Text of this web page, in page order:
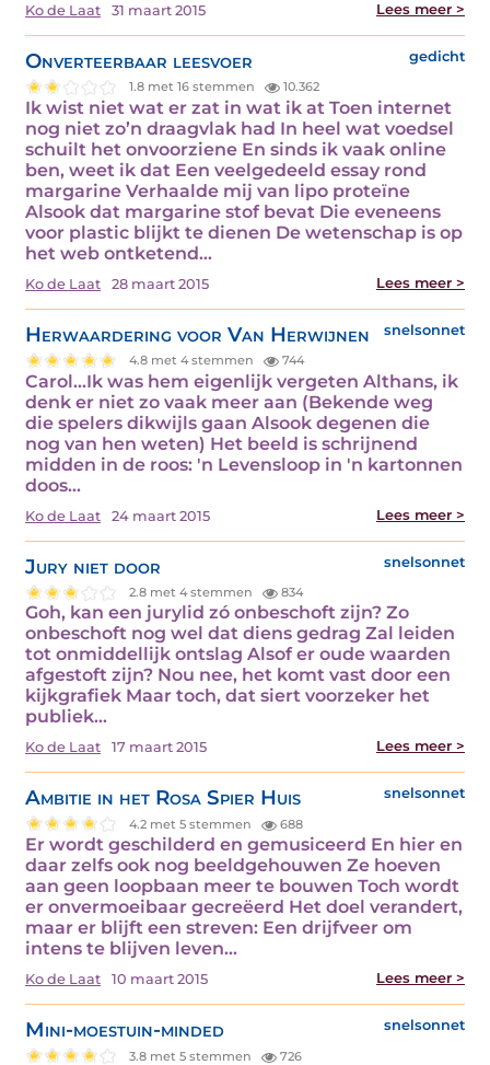
Ko de Laat 31 maart 2015 Lees meer >
Onverteerbaar leesvoer gedicht
1.8 met 16 stemmen 10.362
Ik wist niet wat er zat in wat ik at Toen internet
nog niet zo’n draagvlak had In heel wat voedsel
schuilt het onvoorziene En sinds ik vaak online
ben, weet ik dat Een veelgedeeld essay rond
margarine Verhaalde mij van lipo proteïne
Alsook dat margarine stof bevat Die eveneens
voor plastic blijkt te dienen De wetenschap is op
het web ontketend…
Ko de Laat 28 maart 2015 Lees meer >
Herwaardering voor Van Herwijnen snelsonnet
4.8 met 4 stemmen 744
Carol...Ik was hem eigenlijk vergeten Althans, ik
denk er niet zo vaak meer aan (Bekende weg
die spelers dikwijls gaan Alsook degenen die
nog van hen weten) Het beeld is schrijnend
midden in de roos: 'n Levensloop in 'n kartonnen
doos…
Ko de Laat 24 maart 2015 Lees meer >
Jury niet door snelsonnet
2.8 met 4 stemmen 834
Goh, kan een jurylid zó onbeschoft zijn? Zo
onbeschoft nog wel dat diens gedrag Zal leiden
tot onmiddellijk ontslag Alsof er oude waarden
afgestoft zijn? Nou nee, het komt vast door een
kijkgrafiek Maar toch, dat siert voorzeker het
publiek…
Ko de Laat 17 maart 2015 Lees meer >
Ambitie in het Rosa Spier Huis snelsonnet
4.2 met 5 stemmen 688
Er wordt geschilderd en gemusiceerd En hier en
daar zelfs ook nog beeldgehouwen Ze hoeven
aan geen loopbaan meer te bouwen Toch wordt
er onvermoeibaar gecreëerd Het doel verandert,
maar er blijft een streven: Een drijfveer om
intens te blijven leven…
Ko de Laat 10 maart 2015 Lees meer >
Mini-moestuin-minded snelsonnet
3.8 met 5 stemmen 726